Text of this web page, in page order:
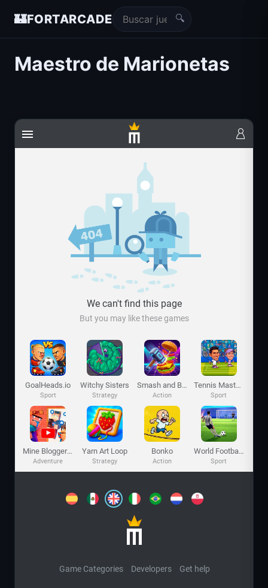
🏰FORTARCADE 🔍
Maestro de Marionetas